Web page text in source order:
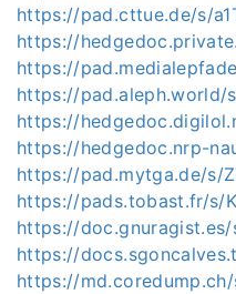
https://pad.cttue.de/s/
https://
https://
https://pad.aleph.world/
https://
https://hedgedoc.nrp-
https://pad.mytga.de/s/
https://pads.tobast.fr/s/
https://doc.gnuragist.es/
https://
https://